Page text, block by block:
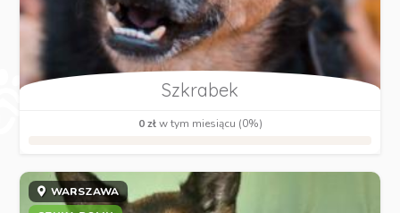
Szkrabek
0 złw tym miesiącu (0%)
WARSZAWA